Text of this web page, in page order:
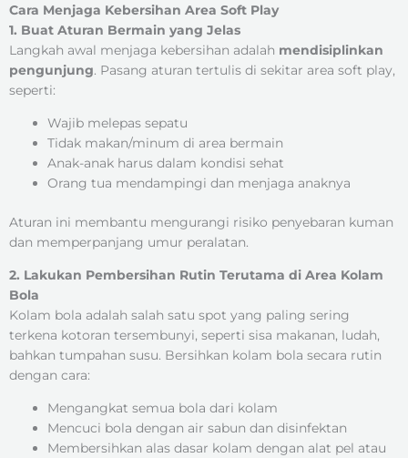
Cara Menjaga Kebersihan Area Soft Play
1. Buat Aturan Bermain yang Jelas
Langkah awal menjaga kebersihan adalah mendisiplinkan
pengunjung. Pasang aturan tertulis di sekitar area soft play,
seperti:
Wajib melepas sepatu
Tidak makan/minum di area bermain
Anak-anak harus dalam kondisi sehat
Orang tua mendampingi dan menjaga anaknya
Aturan ini membantu mengurangi risiko penyebaran kuman
dan memperpanjang umur peralatan.
2. Lakukan Pembersihan Rutin Terutama di Area Kolam
Bola
Kolam bola adalah salah satu spot yang paling sering
terkena kotoran tersembunyi, seperti sisa makanan, ludah,
bahkan tumpahan susu. Bersihkan kolam bola secara rutin
dengan cara:
Mengangkat semua bola dari kolam
Mencuci bola dengan air sabun dan disinfektan
Membersihkan alas dasar kolam dengan alat pel atau